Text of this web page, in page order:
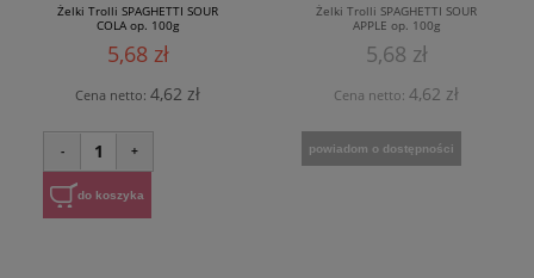
Żelki Trolli SPAGHETTI SOUR
COLA op. 100g
5,68 zł
Cena netto: 4,62 zł
- 1 +
do koszyka
Żelki Trolli SPAGHETTI SOUR
APPLE op. 100g
5,68 zł
Cena netto: 4,62 zł
powiadom o dostępności